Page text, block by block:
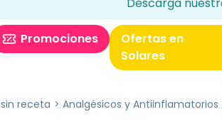
Promociones
Ofertas en
Solares
receta Analgésicos y Antiinflamatorios